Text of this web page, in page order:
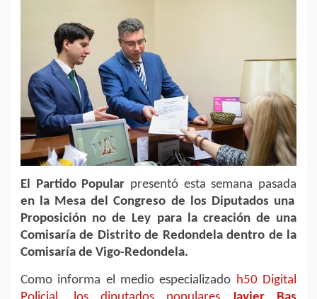
El Partido Popular presentó esta semana pasada
en la Mesa del Congreso de los Diputados una
Proposición no de Ley para la creación de una
Comisaría de Distrito de Redondela dentro de la
Comisaría de Vigo-Redondela.
Como informa el medio especializado h50 Digital